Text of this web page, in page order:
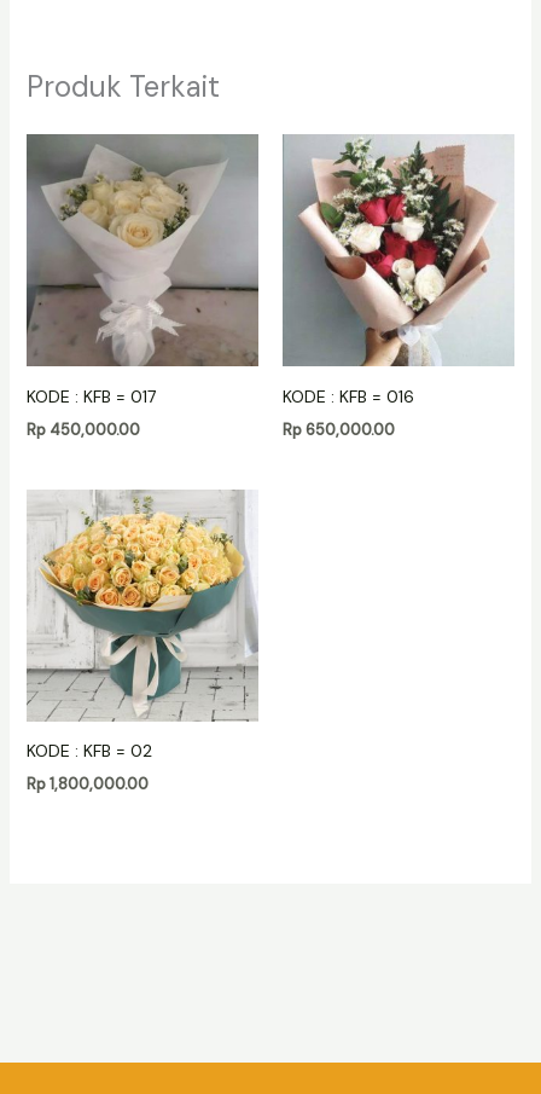
Produk Terkait
KODE : KFB = 017
Rp450,000.00
KODE : KFB = 016
Rp650,000.00
KODE : KFB = 02
Rp1,800,000.00